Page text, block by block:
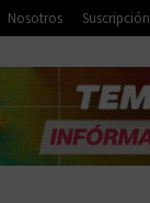
Nosotros Suscripción